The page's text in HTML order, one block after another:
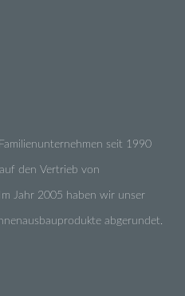
seit 1990
den Vertrieb von
Jahr 2005 haben wir unser
abgerundet.